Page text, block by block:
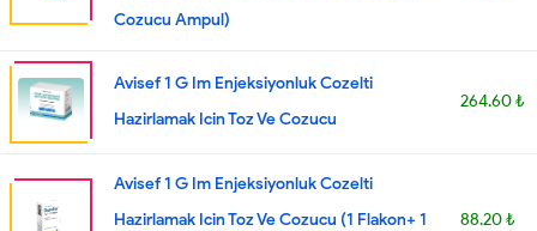
Cozucu Ampul)
Avisef 1 G Im Enjeksiyonluk Cozelti
Hazirlamak Icin Toz Ve Cozucu
264.60 ₺
Avisef 1 G Im Enjeksiyonluk Cozelti
Hazirlamak Icin Toz Ve Cozucu (1 Flakon+ 1
88.20 ₺